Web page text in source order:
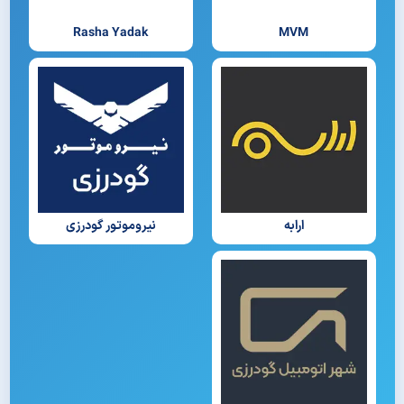
MVM
Rasha Yadak
ارابه نیروموتور گودرزی